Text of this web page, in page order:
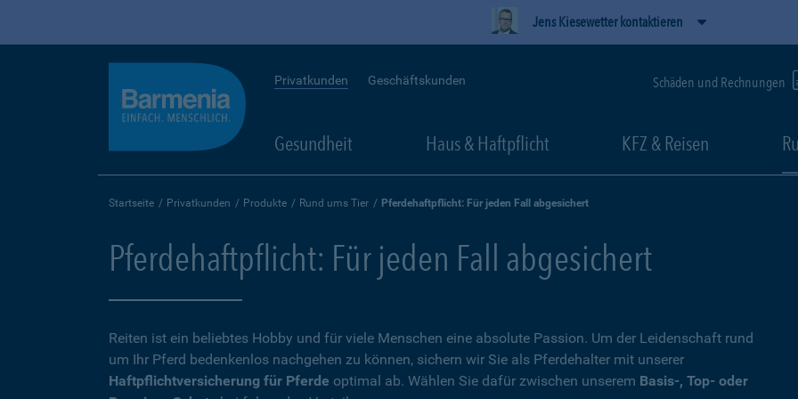
Jens Kiesewetter kontaktieren
Privatkunden Geschäftskunden Schäden und Rechnungen
Gesundheit Haus & Haftpflicht KFZ & Reisen
Startseite Privatkunden Produkte Rund ums Tier Pferdehaftpflicht: Für jeden Fall abgesichert
Pferdehaftpflicht: Für jeden Fall abgesichert
Reiten ist ein beliebtes Hobby und für viele Menschen eine absolute Passion. Um der Leidenschaft rund
um Ihr Pferd bedenkenlos nachgehen zu können, sichern wir Sie als Pferdehalter mit unserer
Haftpflichtversicherung für Pferde optimal ab. Wählen Sie dafür zwischen unserem Basis-, Top- oder